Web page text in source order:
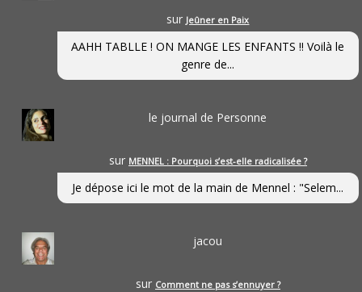
sur Jeûner en Paix
AAHH TABLLE ! ON MANGE LES ENFANTS !! Voilà le
genre de...
le journal de Personne
sur MENNEL : Pourquoi s’est-elle radicalisée ?
Je dépose ici le mot de la main de Mennel : "Selem...
jacou
sur Comment ne pas s’ennuyer ?